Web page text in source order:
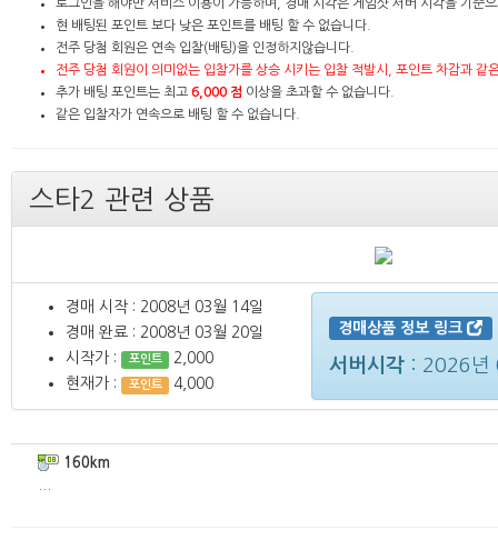
로그인을 해야만 서비스 이용이 가능하며, 경매 시각은 게임샷 서버 시각을 기준
현 배팅된 포인트 보다 낮은 포인트를 배팅 할 수 없습니다.
전주 당첨 회원은 연속 입찰(배팅)을 인정하지않습니다.
전주 당첨 회원이 의미없는 입찰가를 상승 시키는 입찰 적발시, 포인트 차감과 같
추가 배팅 포인트는 최고 6,000 점 이상을 초과할 수 없습니다.
같은 입찰자가 연속으로 배팅 할 수 없습니다.
스타2 관련 상품
경매 시작 : 2008년 03월 14일
경매 완료 : 2008년 03월 20일
시작가 :
포인트
2,000
현재가 :
포인트 4,000
경매상품 정보 링크
서버시각 : 2026년
160km